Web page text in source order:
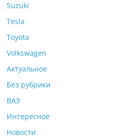
Suzuki
Tesla
Toyota
Volkswagen
Актуальное
Без рубрики
ВАЗ
Интересное
Новости